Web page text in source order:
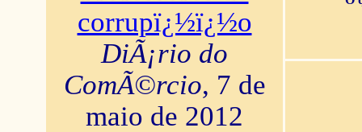
corrupï¿½ï¿½o
DiÃ¡rio do
ComÃ©rcio, 7 de
maio de 2012